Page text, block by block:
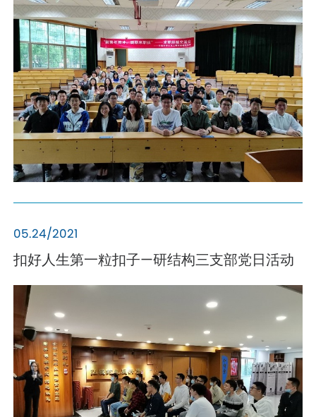
05.24/2021
扣好人生第一粒扣子—研结构三支部党日活动